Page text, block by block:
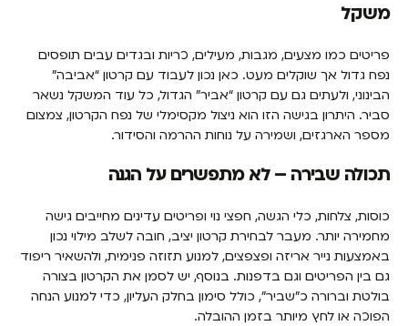
משקל
פריטים כמו מצעים, מגבות, מעילים, כריות ובגדים עבים תופסים
נפח גדול אך שוקלים מעט. כאן נכון לעבוד עם קרטון “אביבה”
הבינוני, ולעתים גם עם קרטון “אביר” הגדול, כל עוד המשקל נשאר
סביר. היתרון בגישה הזו הוא ניצול מקסימלי של נפח הקרטון, צמצום
מספר הארגזים, ושמירה על נוחות ההרמה והסידור.
תכולה שבירה – לא מתפשרים על הגנה
כוסות, צלחות, כלי הגשה, חפצי נוי ופריטים עדינים מחייבים גישה
מחמירה יותר. מעבר לבחירת קרטון יציב, חובה לשלב מילוי נכון
באמצעות נייר אריזה ופצפצים, למנוע תזוזה פנימית, ולהשאיר ריפוד
גם בין הפריטים וגם בדפנות. בנוסף, יש לסמן את הקרטון בצורה
בולטת וברורה כ”שביר”, כולל סימון בחלק העליון, כדי למנוע הנחה
הפוכה או לחץ מיותר בזמן ההובלה.